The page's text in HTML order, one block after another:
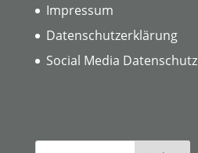
Impressum
Datenschutzerklärung
Social Media Datenschutz